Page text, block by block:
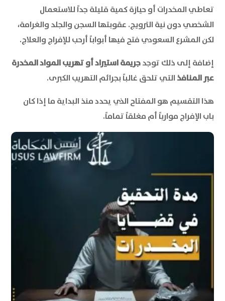
تعاطي المخدرات أو حيازة كمية قليلة جداً للاستعمال
الشخصي دون نية الترويج. عقوبتها السجن والجلد والغرامة،
لكن المشرع السعودي فتح فيها أبواباً أرحب للإفراج والعلاج.
إضافة إلى ذلك توجدجريمة استيراد أو تهريب المواد المخدرة
عبر المنافذ التي تلحق غالباً بجرائم التهريب الكبرى.
هذا التقسيم هو المفتاح الذي يحدد منذ البداية ما إذا كان
باب الإفراج موارباً أم مغلقاً تماماً.